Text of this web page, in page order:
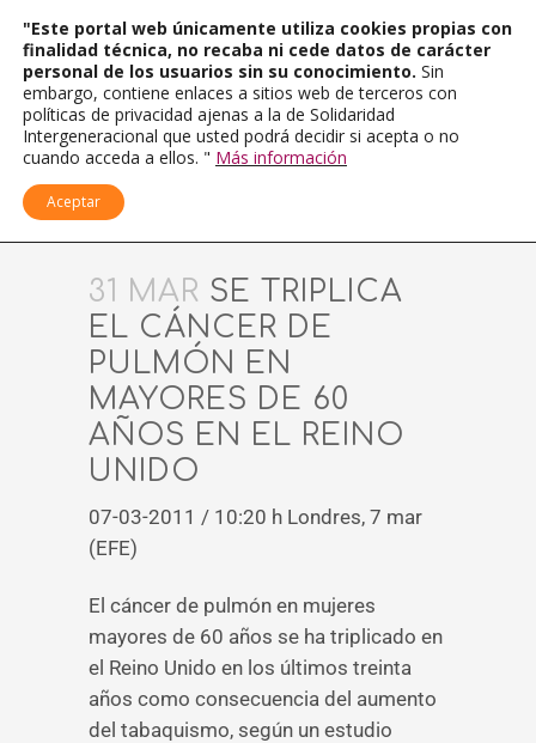
31 MAR SE TRIPLICA
EL CÁNCER DE
PULMÓN EN
MAYORES DE 60
AÑOS EN EL REINO
UNIDO
07-03-2011 / 10:20 h Londres, 7 mar
(EFE)
El cáncer de pulmón en mujeres
mayores de 60 años se ha triplicado en
el Reino Unido en los últimos treinta
años como consecuencia del aumento
del tabaquismo, según un estudio
"Este portal web únicamente utiliza cookies propias con
finalidad técnica, no recaba ni cede datos de carácter
personal de los usuarios sin su conocimiento. Sin
embargo, contiene enlaces a sitios web de terceros con
políticas de privacidad ajenas a la de Solidaridad
Intergeneracional que usted podrá decidir si acepta o no
cuando acceda a ellos. " Más información
Aceptar